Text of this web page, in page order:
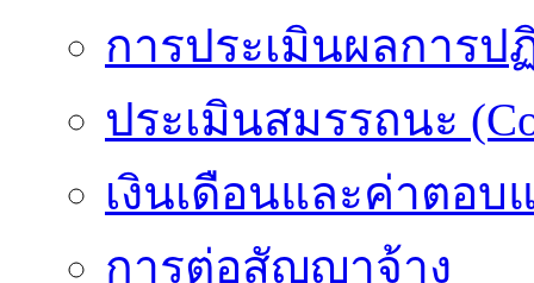
การประเมินผลการป
ประเมินสมรรถนะ
เงินเดือนและค่าตอบ
การต่อสัญญาจ้าง